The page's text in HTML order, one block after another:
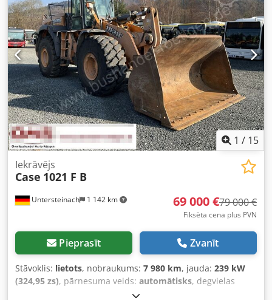
1 / 15
Untersteinach 1 142 km
Iekrāvējs
Case 1021 F B
69 000 €79 000 €
Fiksēta cena plus PVN
Pieprasīt Zvanīt
Stāvoklis: lietots, nobraukums: 7 980 km, jauda: 239 kW
(324,95 zs), pārnesuma veids: automātisks, degvielas
dzeltens